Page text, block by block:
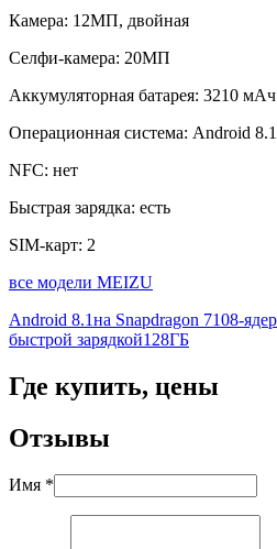
Камера: 12МП, двойная
Селфи-камера: 20МП
Аккумуляторная батарея: 3210 мАч
Операционная система: Android 8.1
NFC: нет
Быстрая зарядка: есть
SIM-карт: 2
все модели MEIZU
Android 8.1на Snapdragon 7108-
быстрой зарядкой128ГБ
Где купить, цены
Отзывы
Имя *